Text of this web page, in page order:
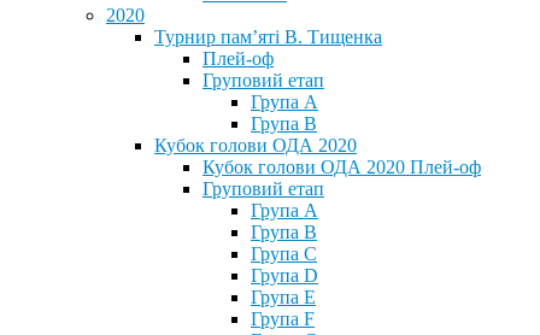
2020
Турнир пам’яті В. Тищенка
Плей-оф
Груповий етап
Група А
Група В
Кубок голови ОДА 2020
Кубок голови ОДА 2020 Плей-оф
Груповий етап
Група A
Група B
Група C
Група D
Група E
Група F